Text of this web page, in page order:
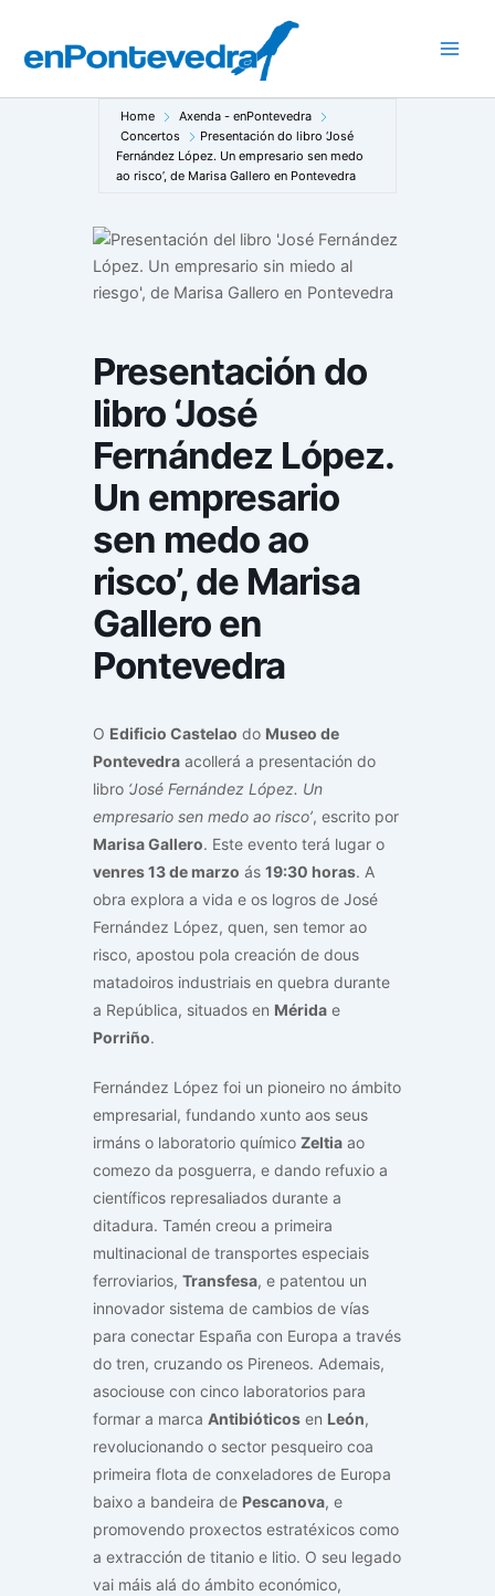
contido
Home
Axenda - enPontevedra
Concertos
Presentación do libro ‘José
Fernández López. Un empresario sen medo
ao risco’, de Marisa Gallero en Pontevedra
Presentación do
libro ‘José
Fernández López.
Un empresario
sen medo ao
risco’, de Marisa
Gallero en
Pontevedra
O Edificio Castelao do Museo de
Pontevedra acollerá a presentación do
libro ‘José Fernández López. Un
empresario sen medo ao risco’, escrito por
Marisa Gallero. Este evento terá lugar o
venres 13 de marzo ás 19:30 horas. A
obra explora a vida e os logros de José
Fernández López, quen, sen temor ao
risco, apostou pola creación de dous
matadoiros industriais en quebra durante
a República, situados en Mérida e
Porriño.
Fernández López foi un pioneiro no ámbito
empresarial, fundando xunto aos seus
irmáns o laboratorio químico Zeltia ao
comezo da posguerra, e dando refuxio a
científicos represaliados durante a
ditadura. Tamén creou a primeira
multinacional de transportes especiais
ferroviarios, Transfesa, e patentou un
innovador sistema de cambios de vías
para conectar España con Europa a través
do tren, cruzando os Pireneos. Ademais,
asociouse con cinco laboratorios para
formar a marca Antibióticos en León,
revolucionando o sector pesqueiro coa
primeira flota de conxeladores de Europa
baixo a bandeira de Pescanova, e
promovendo proxectos estratéxicos como
a extracción de titanio e litio. O seu legado
vai máis alá do ámbito económico,